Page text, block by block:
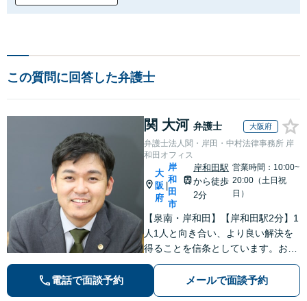
この質問に回答した弁護士
関 大河 弁護士 大阪府
弁護士法人関・岸田・中村法律事務所 岸
和田オフィス
大
阪
府
岸
和
田
市
岸和田駅
から徒歩
2分
営業時間：10:00~
20:00（土日祝
日）
【泉南・岸和田】【岸和田駅2分】1
人1人と向き合い、より良い解決を
得ることを信条としています。お気
軽にご相談下さい。
電話で面談予約 メールで面談予約